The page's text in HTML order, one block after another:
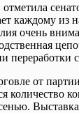
отметила
каждому
очень
переработки
от